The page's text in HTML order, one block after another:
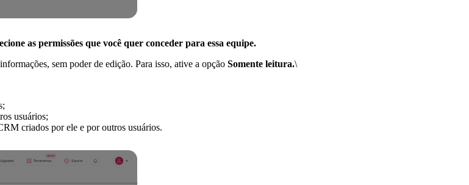
as permissões que você quer conceder para essa equipe.
sem poder de edição. Para isso, ative a opção Somente leitura.\
usuários;
criados por ele e por outros usuários.